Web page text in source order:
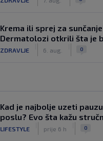
Krema ili sprej za
Dermatolozi otkrili šta je
ZDRAVLJE 6. aug. 0
Kad je najbolje uzeti
poslu? Evo šta kažu
LIFESTYLE prije 6 h 0